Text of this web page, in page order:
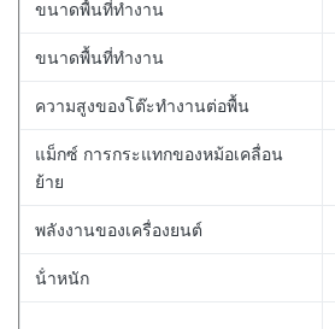
ขนาดพื้นที่ทํางาน
ขนาดพื้นที่ทํางาน
ความสูงของโต๊ะทํางานต่อพื้น
แม็กซ์ การกระแทกของหม้อเคลื่อน
ย้าย
พลังงานของเครื่องยนต์
น้ําหนัก